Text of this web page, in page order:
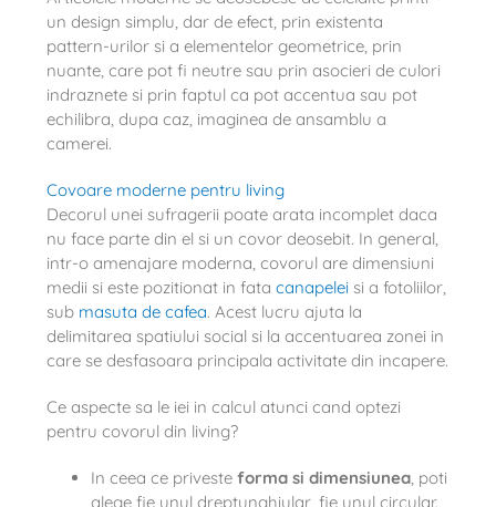
un design simplu, dar de efect, prin existenta
pattern-urilor si a elementelor geometrice, prin
nuante, care pot fi neutre sau prin asocieri de culori
indraznete si prin faptul ca pot accentua sau pot
echilibra, dupa caz, imaginea de ansamblu a
camerei.
Covoare moderne pentru living
Decorul unei sufragerii poate arata incomplet daca
nu face parte din el si un covor deosebit. In general,
intr-o amenajare moderna, covorul are dimensiuni
medii si este pozitionat in fata canapeleisi a fotoliilor,
sub masuta de cafea. Acest lucru ajuta la
delimitarea spatiului social si la accentuarea zonei in
care se desfasoara principala activitate din incapere.
Ce aspecte sa le iei in calcul atunci cand optezi
pentru covorul din living?
In ceea ce priveste forma si dimensiunea, poti
alege fie unul dreptunghiular, fie unul circular.